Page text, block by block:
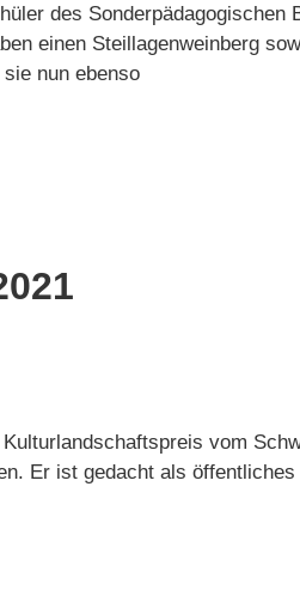
des Sonderpädagogischen
einen Steillagenweinberg
nun ebenso
vom
Er ist gedacht als